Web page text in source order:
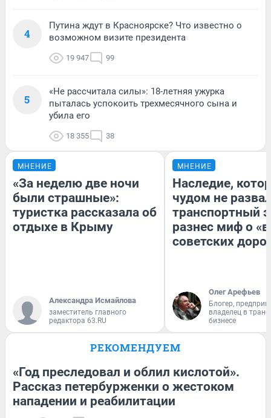
4
Путина ждут в Красноярске? Что известно о
возможном визите президента
19 947 99
5
«Не рассчитала силы»: 18-летняя ужурка
пыталась успокоить трехмесячного сына и
убила его
18 355 38
МНЕНИЕ
«За неделю две ночи
были страшные»:
туристка рассказала об
отдыхе в Крыму
Александра Исмайлова
заместитель главного
редактора 63.RU
МНЕНИЕ
Наследие,
чудом не
транспортный
разнес миф о
советских
Олег Арефьев
Блогер,
владелец в
бизнесе
РЕКОМЕНДУЕМ
«Год преследовал и облил кислотой».
Рассказ петербурженки о жестоком
нападении и реабилитации